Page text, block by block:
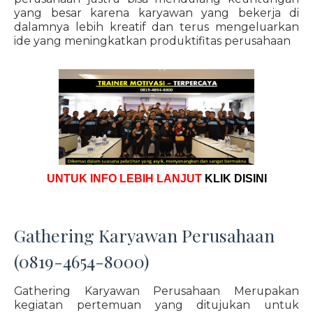
yang besar karena karyawan yang bekerja di
dalamnya lebih kreatif dan terus mengeluarkan
ide yang meningkatkan produktifitas perusahaan
UNTUK INFO LEBIH LANJUT KLIK DISINI
Gathering Karyawan Perusahaan
(0819-4654-8000)
Gathering Karyawan Perusahaan Merupakan
kegiatan pertemuan yang ditujukan untuk